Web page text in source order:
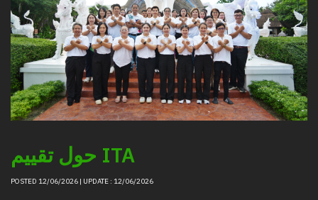
حول تقييم ITA
POSTED 12/06/2026 | UPDATE : 12/06/2026